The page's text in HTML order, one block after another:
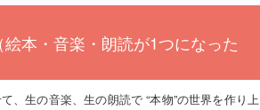
本・音楽・朗読が1つになった
、生の音楽、生の朗読で “本物”の世界を作り上